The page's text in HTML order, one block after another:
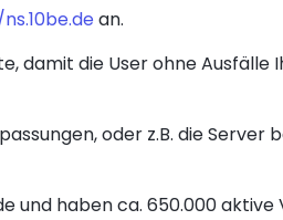
an.
damit die User ohne
oder z.B. die Server
und haben ca. 650.000